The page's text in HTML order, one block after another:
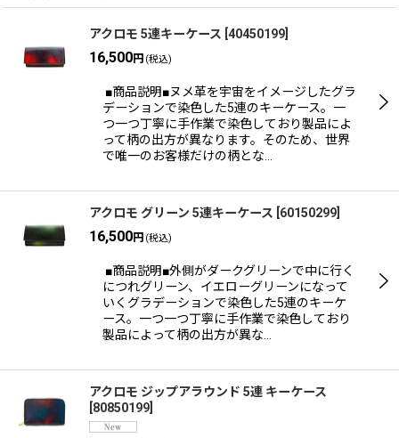
アクロモ 5連キーケース [40450199]
16,500円 (税込)
■商品説明■ヌメ革を宇宙をイメージしたグラ
デーションで染色した5連のキーケース。一
つ一つ丁寧に手作業で染色しており製品によ
って柄の出方が異なります。そのため、世界
で唯一のお客様だけの柄とな…
アクロモ グリーン 5連キーケース [60150299]
16,500円 (税込)
■商品説明■外側がダークグリーンで中に行く
につれグリーン、イエローグリーンになって
いくグラデーションで染色した5連のキーケ
ース。一つ一つ丁寧に手作業で染色しており
製品によって柄の出方が異な…
アクロモ ジップアラウンド 5連 キーケース
[80850199]